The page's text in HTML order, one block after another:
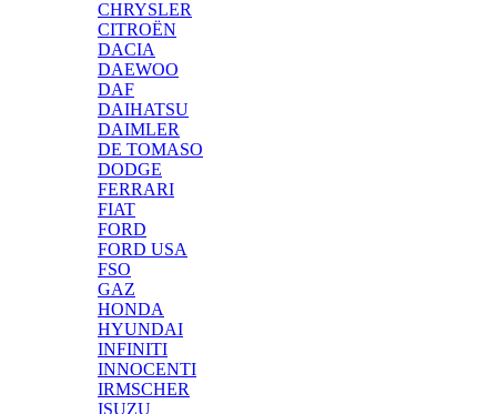
CHRYSLER
CITROËN
DACIA
DAEWOO
DAF
DAIHATSU
DAIMLER
DE TOMASO
DODGE
FERRARI
FIAT
FORD
FORD USA
FSO
GAZ
HONDA
HYUNDAI
INFINITI
INNOCENTI
IRMSCHER
ISUZU